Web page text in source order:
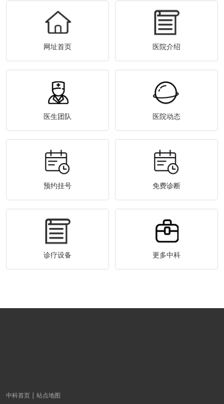
网址首页 医院介绍
医生团队 医院动态
预约挂号 免费诊断
诊疗设备 更多中科
中科首页 站点地图